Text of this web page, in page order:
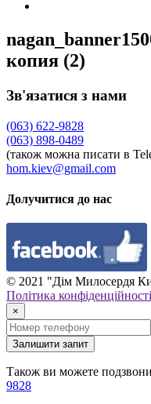
копия (2)
Зв'язатися з нами
(063) 622-9828
(063) 898-0489
(також можна писати в
hom.kiev@gmail.com
Долучитися до нас
© 2021 "Дім Милосердя
Політика конфіденційності
×
Залишити запит
Також ви можете
9828